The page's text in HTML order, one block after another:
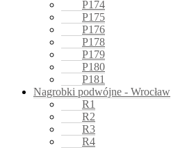
P174
P175
P176
P178
P179
P180
P181
Nagrobki podwójne - Wrocław
R1
R2
R3
R4